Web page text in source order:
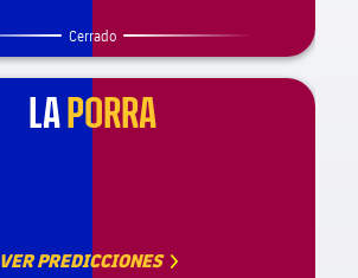
Cerrado
LA PORRA
VER PREDICCIONES